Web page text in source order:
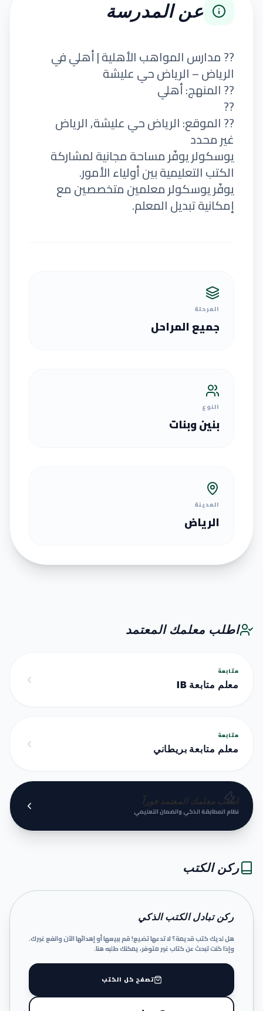
عن المدرسة
?? مدارس المواهب الأهلية | أهلي في
الرياض – الرياض حي عليشة
?? المنهج: أهلي
??
?? الموقع: الرياض حي عليشة, الرياض
غير محدد
يوسكولر يوفّر مساحة مجانية لمشاركة
الكتب التعليمية بين أولياء الأمور.
يوفّر يوسكولر معلمين متخصصين مع
إمكانية تبديل المعلم.
المرحلة
جميع المراحل
النوع
بنين وبنات
المدينة
الرياض
اطلب معلمك المعتمد
متابعة
معلم متابعة IB
متابعة
معلم متابعة بريطاني
اطلب معلمك المعتمد فوراً
نظام المطابقة الذكي والضمان التعليمي
ركن الكتب
ركن تبادل الكتب الذكي
هل لديك كتب قديمة؟ لا تدعها تضيع! قم ببيعها أو إهدائها الآن وانفع غيرك.
وإذا كنت تبحث عن كتاب غير متوفر، يمكنك طلبه هنا.
تصفح كل الكتب